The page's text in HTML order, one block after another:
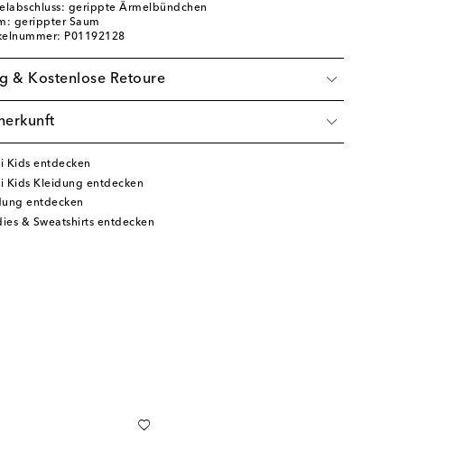
gerippte Ärmelbündchen
gerippter Saum
P01192128
& Kostenlose Retoure
Kids entdecken
Kids Kleidung entdecken
entdecken
& Sweatshirts entdecken